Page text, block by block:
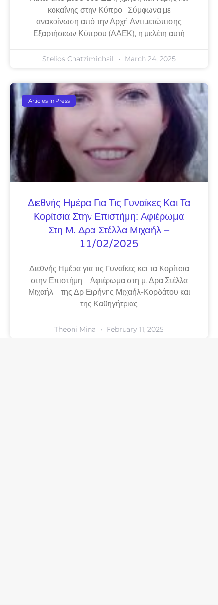
κοκαΐνης στην Κύπρο Σύμφωνα με
ανακοίνωση από την Αρχή Αντιμετώπισης
Εξαρτήσεων Κύπρου (ΑΑΕΚ), η μελέτη αυτή
Stelios Chatzimichail March 24, 2025
Articles In Press
Διεθνής Ημέρα Για Τις Γυναίκες Και Τα
Κορίτσια Στην Επιστήμη: Αφιέρωμα
Στη Μ. Δρα Στέλλα Μιχαήλ –
11/02/2025
Διεθνής Ημέρα για τις Γυναίκες και τα Κορίτσια
στην Επιστήμη Αφιέρωμα στη μ. Δρα Στέλλα
Μιχαήλ της Δρ Ειρήνης Μιχαήλ-Κορδάτου και
της Καθηγήτριας
Theoni Mina February 11, 2025